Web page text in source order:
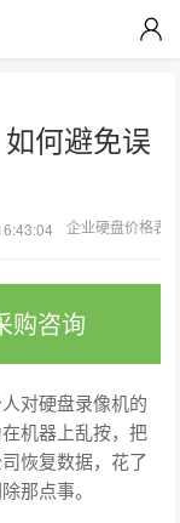
何避免误
企业硬盘价格表
购咨询
对硬盘录像机的
机器上乱按，把
恢复数据，花了
那点事。